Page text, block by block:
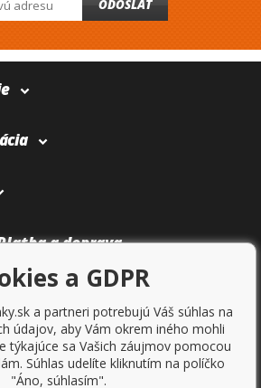
ODOSLAT
a doprava
a GDPR
a partneri potrebujú Váš súhlas na
údajov, aby Vám okrem iného mohli
týkajúce sa Vašich záujmov pomocou
Súhlas udelíte kliknutím na políčko
"Áno, súhlasím".